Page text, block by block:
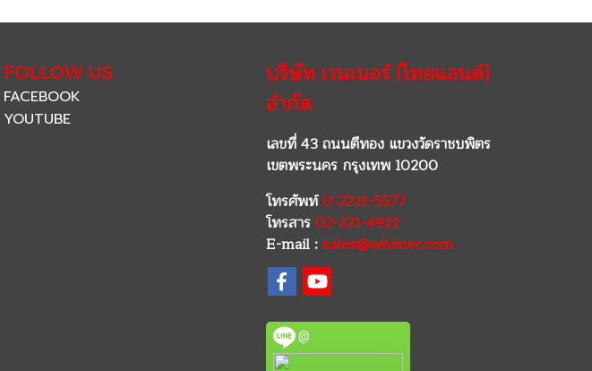
FOLLOW US
FACEBOOK
YOUTUBE
บริษัท เวนเนอร์ (ไทยแลนด์)
จำกัด
เลขที่ 43 ถนนตีทอง แขวงวัดราชบพิตร
เขตพระนคร กรุงเทพ 10200
โทรศัพท์ 0-2221-5577
โทรสาร 02-221-4922
E-mail : sales@whener.com
@